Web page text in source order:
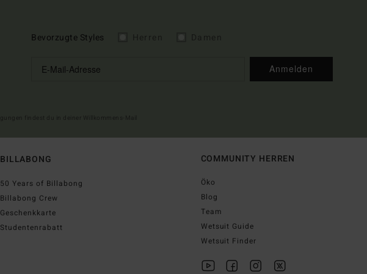
Bevorzugte Styles
Anmelden
BILLABONG
50 Years of Billabong
Billabong Crew
Geschenkkarte
Studentenrabatt
COMMUNITY HERREN
Öko
Blog
Team
Wetsuit Guide
Wetsuit Finder